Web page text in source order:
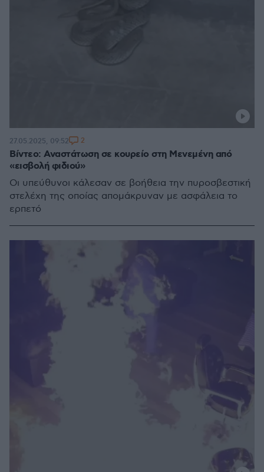
Βίντεο: Αναστάτωση σε κουρείο στη Μενεμένη από
«εισβολή φιδιού»
Οι υπεύθυνοι κάλεσαν σε βοήθεια την πυροσβεστική
στελέχη της οποίας απομάκρυναν με ασφάλεια το
ερπετό
27.05.2025, 09:52 2